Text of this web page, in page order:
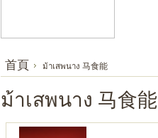
首頁 ม้าเสพนาง 马食能
ม้าเสพนาง 马食能